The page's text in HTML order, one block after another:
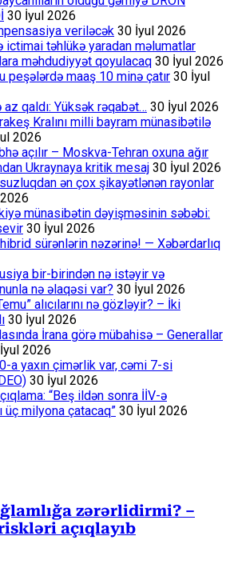
30 İyul 2026
veriləcək 30 İyul 2026
ictimai təhlükə yaradan məlumatlar
məhdudiyyət qoyulacaq 30 İyul 2026
peşələrdə maaş 10 minə çatır 30 İyul
qaldı: Yüksək rəqabət… 30 İyul 2026
Kralını milli bayram münasibətilə
2026
açılır – Moskva-Tehran oxuna ağır
Ukraynaya kritik mesaj 30 İyul 2026
ən çox şikayətlənən rayonlar
münasibətin dəyişməsinin səbəbi:
30 İyul 2026
sürənlərin nəzərinə! — Xəbərdarlıq
bir-birindən nə istəyir və
nə əlaqəsi var? 30 İyul 2026
alıcılarını nə gözləyir? – İki
30 İyul 2026
İrana görə mübahisə – Generallar
2026
a yaxın çimərlik var, cəmi 7-si
30 İyul 2026
“Beş ildən sonra İİV-ə
üç milyona çatacaq” 30 İyul 2026
zərərlidirmi? –
açıqlayıb